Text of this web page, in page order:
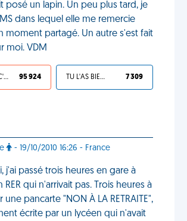
posé un lapin. Un peu plus tard, je
dans lequel elle me remercie
moment partagé. Un autre s'est fait
moi. VDM
JE VALIDE, C'EST UNE VDM 95 924 TU L'AS BIEN MÉRITÉ 7 309
- 19/10/2010 16:26 - France
j'ai passé trois heures en gare à
qui n'arrivait pas. Trois heures à
pancarte "NON À LA RETRAITE",
écrite par un lycéen qui n'avait